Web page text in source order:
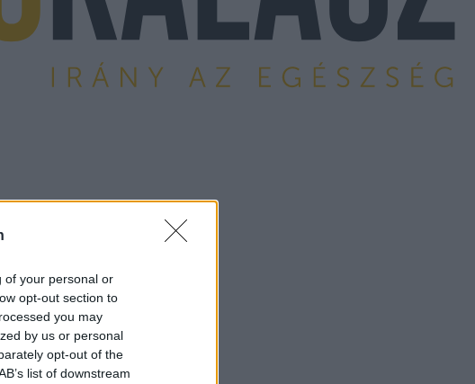
of your personal or
opt-out section to
you may
by us or personal
opt-out of the
list of downstream